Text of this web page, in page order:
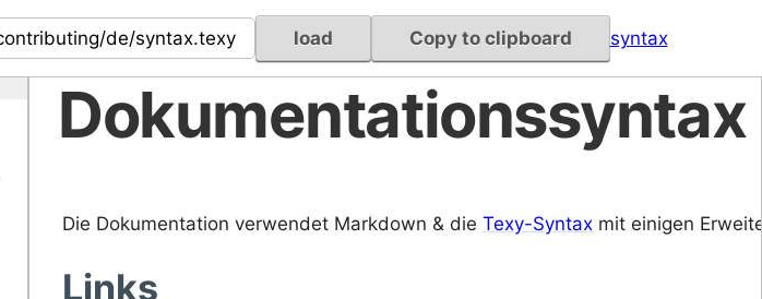
load Copy to clipboard syntax
Dokumentationssyntax
Die Dokumentation verwendet Markdown & die Texy-Syntax mit einigen
Links